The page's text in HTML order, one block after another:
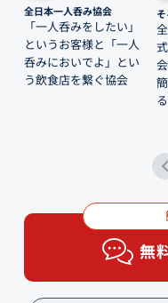
全日本一人呑み協会
「一人呑みをしたい」
というお客様と「一人
呑みにおいでよ」とい
う飲食店を繋ぐ協会
無